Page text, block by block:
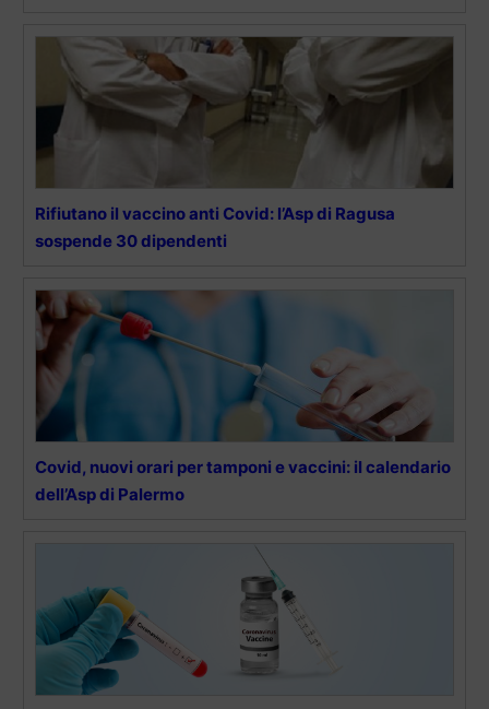
Rifiutano il vaccino anti Covid: l’Asp di Ragusa
sospende 30 dipendenti
Covid, nuovi orari per tamponi e vaccini: il calendario
dell’Asp di Palermo